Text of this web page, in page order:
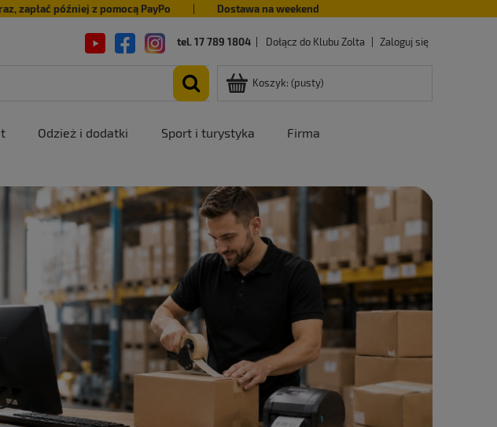
zapłać później z pomocą PayPo Dostawa na weekend
tel. 17 789 1804 Dołącz do Klubu Zolta Zaloguj się
Koszyk: (pusty)
Odzież i dodatki Sport i turystyka Firma